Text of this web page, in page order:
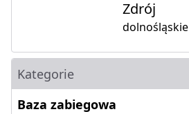
Zdrój
dolnośląskie
Kategorie
Baza zabiegowa